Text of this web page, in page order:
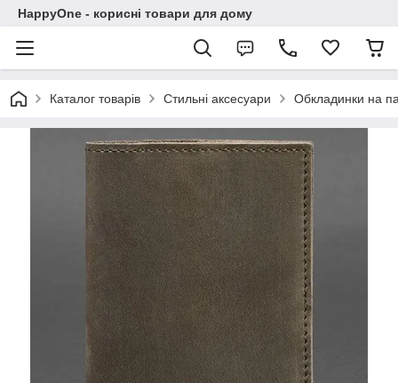
HappyOne - корисні товари для дому
Каталог товарів Стильні аксесуари Обкладинки на